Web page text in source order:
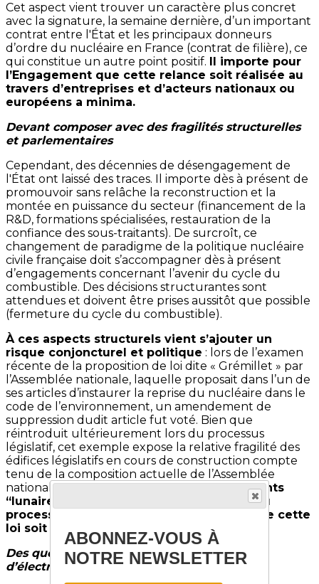
Cet aspect vient trouver un caractère plus concret
avec la signature, la semaine dernière, d’un important
contrat entre l'État et les principaux donneurs
d’ordre du nucléaire en France (contrat de filière), ce
qui constitue un autre point positif.
Il importe pour
l’Engagement que cette relance soit réalisée au
travers d’entreprises et d’acteurs nationaux ou
européens a minima.
Devant composer avec des fragilités structurelles
et parlementaires
Cependant, des décennies de désengagement de
l'État ont laissé des traces. Il importe dès à présent de
promouvoir sans relâche la reconstruction et la
montée en puissance du secteur (financement de la
R&D, formations spécialisées, restauration de la
confiance des sous-traitants). De surcroît, ce
changement de paradigme de la politique nucléaire
civile française doit s’accompagner dès à présent
d’engagements concernant l’avenir du cycle du
combustible. Des décisions structurantes sont
attendues et doivent être prises aussitôt que possible
(fermeture du cycle du combustible).
À ces aspects structurels vient s’ajouter un
risque conjoncturel et politique : lors de l’examen
récente de la proposition de loi dite « Grémillet » par
l’Assemblée nationale, laquelle proposait dans l’un de
ses articles d’instaurer la reprise du nucléaire dans le
code de l’environnement, un amendement de
suppression dudit article fut voté. Bien que
réintroduit ultérieurement lors du processus
législatif, cet exemple expose la relative fragilité des
édifices législatifs en cours de construction compte
tenu de la composition actuelle de l’Assemblée
nationale.
De nombreux autres amendements
“lunaires” sont venus s’ajouter au cours du
processus : il est dès lors peu probable que cette
loi soit in fine votée.
Des questions concernant la production
d’électricité d’origine renouvelable
ABONNEZ-VOUS À
NOTRE NEWSLETTER